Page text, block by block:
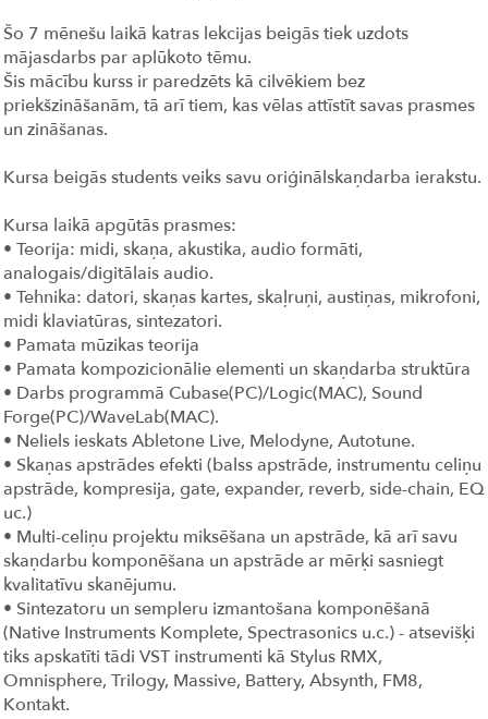
Šo 7 mēnešu laikā katras lekcijas beigās tiek uzdots
mājasdarbs par aplūkoto tēmu.
Šis mācību kurss ir paredzēts kā cilvēkiem bez
priekšzināšanām, tā arī tiem, kas vēlas attīstīt savas prasmes
un zināšanas.
Kursa beigās students veiks savu oriģinālskaņdarba ierakstu.
Kursa laikā apgūtās prasmes:
• Teorija: midi, skaņa, akustika, audio formāti,
analogais/digitālais audio.
• Tehnika: datori, skaņas kartes, skaļruņi, austiņas, mikrofoni,
midi klaviatūras, sintezatori.
• Pamata mūzikas teorija
• Pamata kompozicionālie elementi un skaņdarba struktūra
• Darbs programmā Cubase(PC)/Logic(MAC), Sound
Forge(PC)/WaveLab(MAC).
• Neliels ieskats Abletone Live, Melodyne, Autotune.
• Skaņas apstrādes efekti (balss apstrāde, instrumentu celiņu
apstrāde, kompresija, gate, expander, reverb, side-chain, EQ
uc.)
• Multi-celiņu projektu miksēšana un apstrāde, kā arī savu
skaņdarbu komponēšana un apstrāde ar mērķi sasniegt
kvalitatīvu skanējumu.
• Sintezatoru un sempleru izmantošana komponēšanā
(Native Instruments Komplete, Spectrasonics u.c.) - atsevišķi
tiks apskatīti tādi VST instrumenti kā Stylus RMX,
Omnisphere, Trilogy, Massive, Battery, Absynth, FM8,
Kontakt.